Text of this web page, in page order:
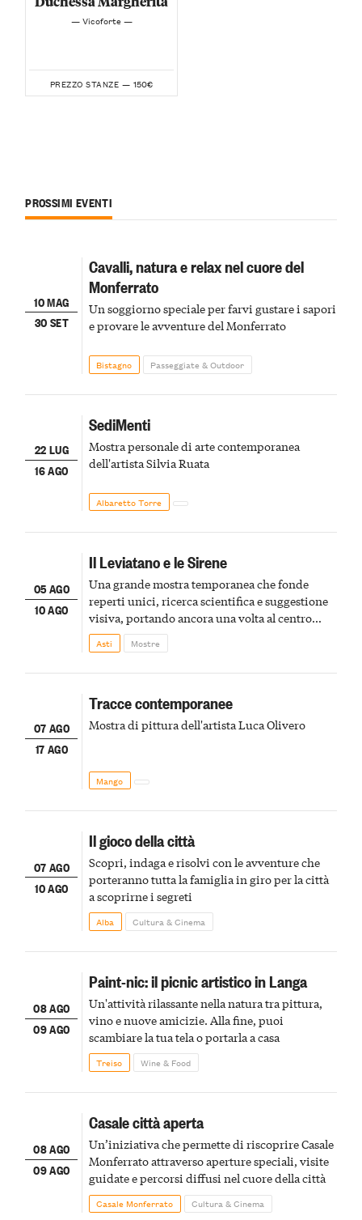
— Vicoforte —
PREZZO STANZE — 150€
PROSSIMI EVENTI
10 MAG
30 SET
Cavalli, natura e relax nel cuore del
Monferrato
Un soggiorno speciale per farvi gustare i sapori
e provare le avventure del Monferrato
Bistagno Passeggiate & Outdoor
22 LUG
16 AGO
SediMenti
Mostra personale di arte contemporanea
dell'artista Silvia Ruata
Albaretto Torre
05 AGO
10 AGO
Il Leviatano e le Sirene
Una grande mostra temporanea che fonde
reperti unici, ricerca scientifica e suggestione
visiva, portando ancora una volta al centro
della scena le meraviglie del passato astigiano
Asti Mostre
07 AGO
17 AGO
Tracce contemporanee
Mostra di pittura dell'artista Luca Olivero
Mango
07 AGO
10 AGO
Il gioco della città
Scopri, indaga e risolvi con le avventure che
porteranno tutta la famiglia in giro per la città
a scoprirne i segreti
Alba Cultura & Cinema
08 AGO
09 AGO
Paint-nic: il picnic artistico in Langa
Un'attività rilassante nella natura tra pittura,
vino e nuove amicizie. Alla fine, puoi
scambiare la tua tela o portarla a casa
Treiso Wine & Food
08 AGO
09 AGO
Casale città aperta
Un’iniziativa che permette di riscoprire Casale
Monferrato attraverso aperture speciali, visite
guidate e percorsi diffusi nel cuore della città
Casale Monferrato Cultura & Cinema